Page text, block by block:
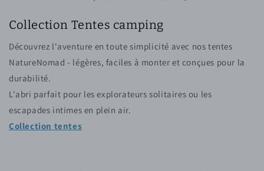
Collection Tentes camping
Découvrez l'aventure en toute simplicité avec nos tentes
NatureNomad - légères, faciles à monter et conçues pour la
durabilité.
L'abri parfait pour les explorateurs solitaires ou les
escapades intimes en plein air.
Collection tentes